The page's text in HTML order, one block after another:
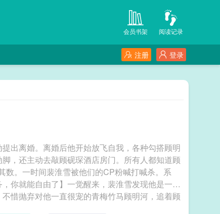
阅读记录
会员书架
登录
注册
出离婚。离婚后他开始放飞自我，各种勾搭顾明
，还主动去敲顾砚琛酒店房门。所有人都知道顾
。一时间裴淮雪被他们的CP粉喊打喊杀。系
你就能自由了】一觉醒来，裴淮雪发现他是一本
惜抛弃对他一直很宠的青梅竹马顾明河，追着顾